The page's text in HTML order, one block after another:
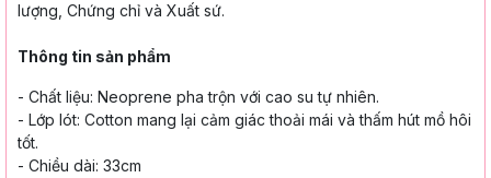
lượng, Chứng chỉ và Xuất sứ.
Thông tin sản phẩm
- Chất liệu: Neoprene pha trộn với cao sutự nhiên.
- Lớp lót: Cotton mang lại cảm giác thoải mái và thấm hút mồ hôi
tốt.
- Chiều dài: 33cm